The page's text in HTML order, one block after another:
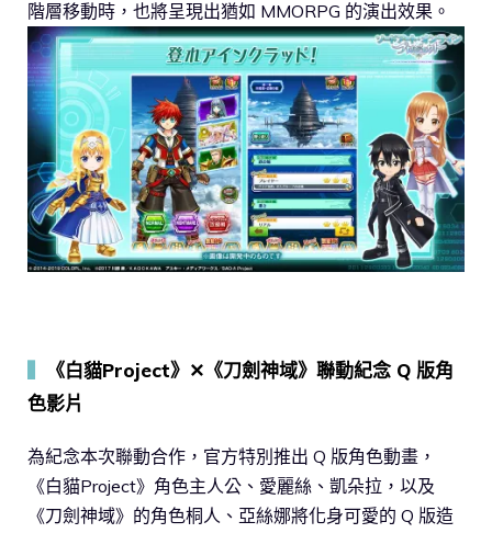
階層移動時，也將呈現出猶如 MMORPG 的演出效果。
《白貓Project》✕《刀劍神域》聯動紀念 Q 版角
色影片
為紀念本次聯動合作，官方特別推出 Q 版角色動畫，
《白貓Project》角色主人公、愛麗絲、凱朵拉，以及
《刀劍神域》的角色桐人、亞絲娜將化身可愛的 Q 版造